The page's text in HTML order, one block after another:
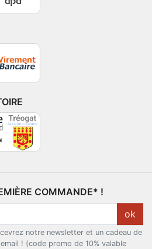
COMMANDE* !
ok
notre newsletter et un cadeau de
! (code promo de 10% valable